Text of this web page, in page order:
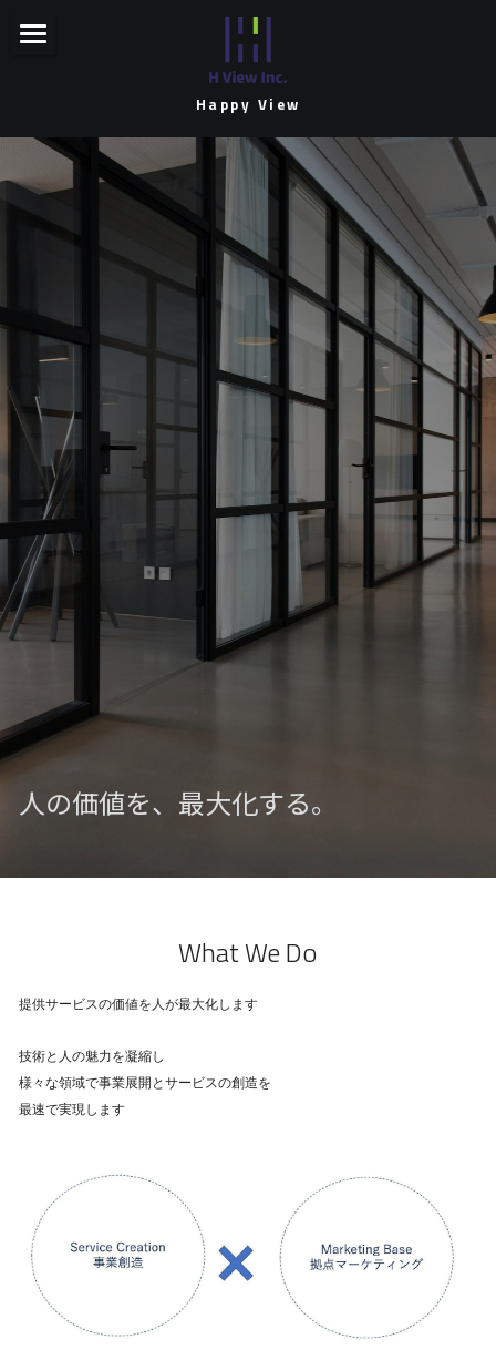
Happy View
Food
EC/D2C
企業概要
お問い合わせ
人の価値を、最大化する。
What We Do
提供サービスの価値を人が最大化します
技術と人の魅力を凝縮し
様々な領域で事業展開とサービスの創造を
最速で実現します